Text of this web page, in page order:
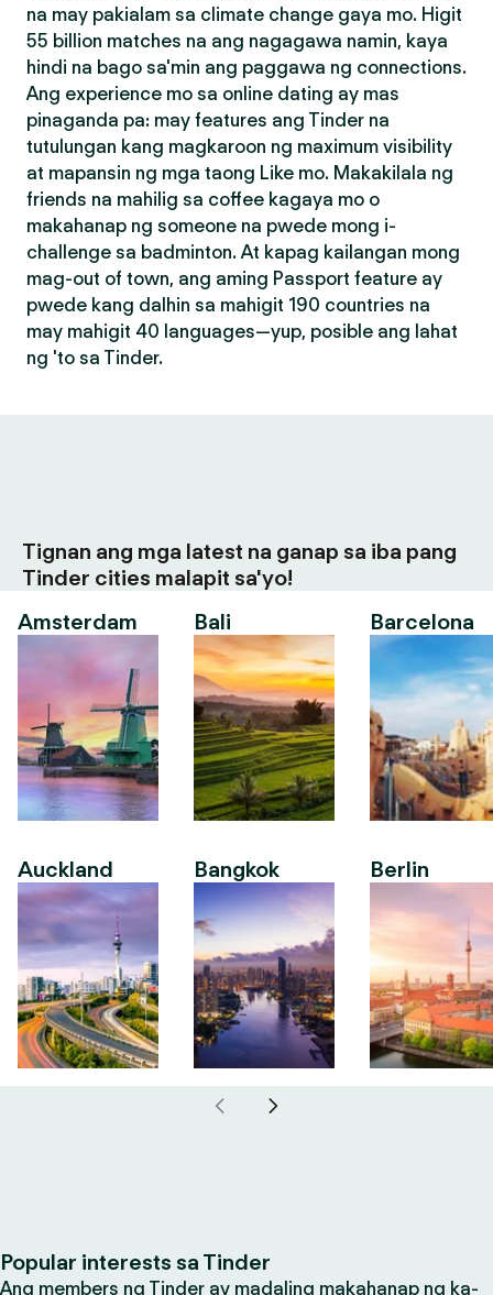
na may pakialam sa climate change gaya mo. Higit
55 billion matches na ang nagagawa namin, kaya
hindi na bago sa'min ang paggawa ng connections.
Ang experience mo sa online dating ay mas
pinaganda pa: may features ang Tinder na
tutulungan kang magkaroon ng maximum visibility
at mapansin ng mga taong Like mo. Makakilala ng
friends na mahilig sa coffee kagaya mo o
makahanap ng someone na pwede mong i-
challenge sa badminton. At kapag kailangan mong
mag-out of town, ang aming Passport feature ay
pwede kang dalhin sa mahigit 190 countries na
may mahigit 40 languages—yup, posible ang lahat
ng 'to sa Tinder.
Tignan ang mga latest na ganap sa iba pang
Tinder cities malapit sa'yo!
Amsterdam
Auckland
Bali
Bangkok
Barcelona
Berlin
Popular interests sa Tinder
Ang members ng Tinder ay madaling makahanap ng ka-